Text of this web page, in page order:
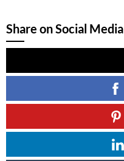
Share on Social Media